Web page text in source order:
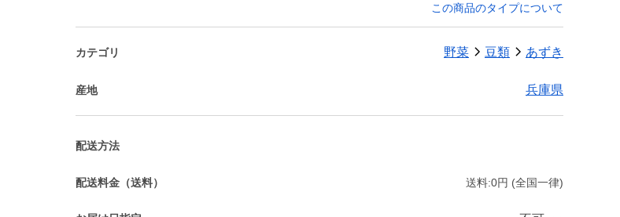
この商品のタイプについて
カテゴリ 野菜 豆類 あずき
産地 兵庫県
配送方法
配送料金（送料） 送料:0円 (全国一律)